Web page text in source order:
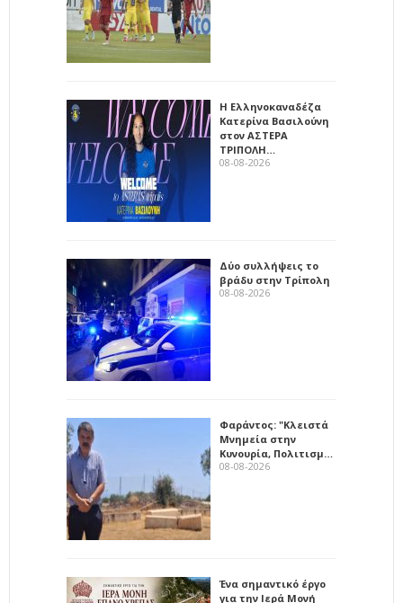
Η Ελληνοκαναδέζα
Κατερίνα Βασιλούνη
στον ΑΣΤΕΡΑ
ΤΡΙΠΟΛΗ…
08-08-2026
Δύο συλλήψεις το
βράδυ στην Τρίπολη
08-08-2026
Φαράντος: "Κλειστά
Μνημεία στην
Κυνουρία, Πολιτισμ…
08-08-2026
Ένα σημαντικό έργο
για την Ιερά Μονή